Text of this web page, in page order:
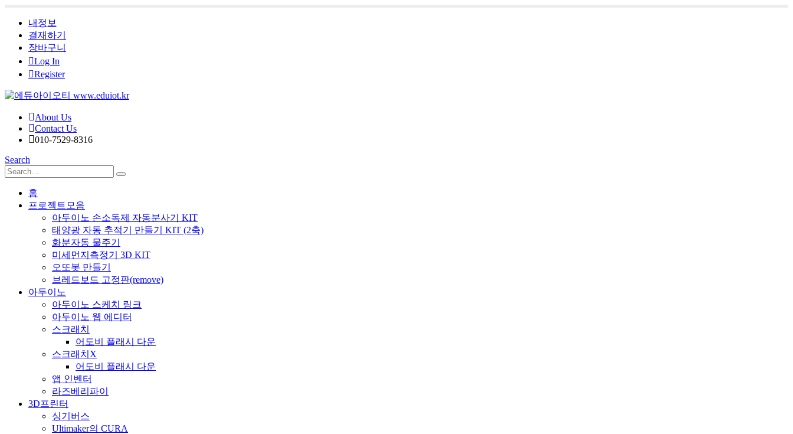
내정보
결재하기
장바구니
Log In
Register
About Us
Contact Us
010-7529-8316
Search
홈
프로젝트모음
아두이노 손소독제 자동분사기 KIT
태양광 자동 추적기 만들기 KIT (2축)
화분자동 물주기
미세먼지측정기 3D KIT
오또봇 만들기
브레드보드 고정판(remove)
아두이노
아두이노 스케치 링크
아두이노 웹 에디터
스크래치
어도비 플래시 다운
스크래치X
어도비 플래시 다운
앱 인벤터
라즈베리파이
3D프린터
싱기버스
Ultimaker의 CURA